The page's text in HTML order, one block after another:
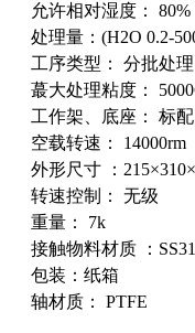
允许相对湿度 ：
80%
处理量 ： (H2O 0.2-
工序类型 ：
分批处理
蕞大处理粘度 ：
工作架、底座 ：
标配
空载转速 ：
14000rm
外形尺寸
：
转速控制
：
无级
重量 ：
7k
接触物料材质
：
包装 ： 纸箱
轴材质 ： PTFE